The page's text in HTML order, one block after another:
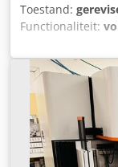
Toestand:
Functionaliteit:
,
verplaatsing Y-as:
mm, AGIECUT
verplaatsingen:
+/- 70 mm
Maximale
Maximaal
bad) Bereikbare